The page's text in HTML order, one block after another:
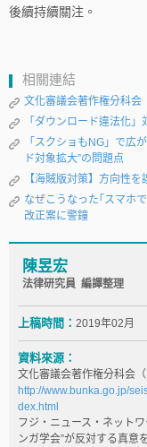
後續持續關注。
相關連結
文化審議会著作権分科会
「ダウンロード違法化
「スクショもNG」で広
ド対象拡大”の問題点
【海賊版対策】方向性を
なぜこうなった｢スマホ
改正案に警鐘
陳昱宏
法律研究員 編譯整理
上稿時間： 2019年02月
資料來源：
文化審議会著作権分科会
http://www.bunka.go.jp/
dex.html
フジ・ニュース・ネット
ンガ学会”が反対する真意